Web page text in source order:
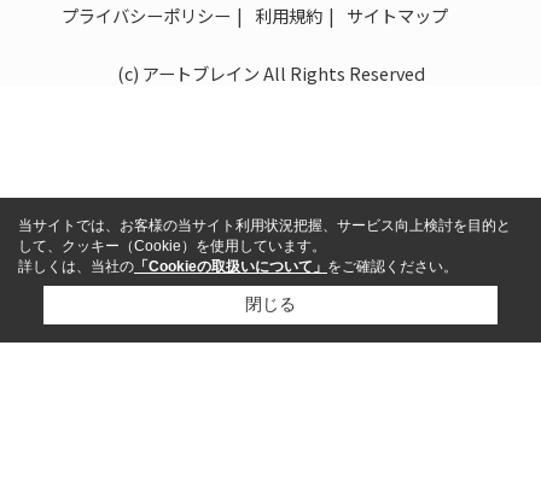
プライバシーポリシー 利用規約 サイトマップ
(c) アートブレイン All Rights Reserved
当サイトでは、お客様の当サイト利用状況把握、サービス向上検討を目的と
して、クッキー（Cookie）を使用しています。
詳しくは、当社の 「Cookieの取扱いについて」 をご確認ください。
閉じる